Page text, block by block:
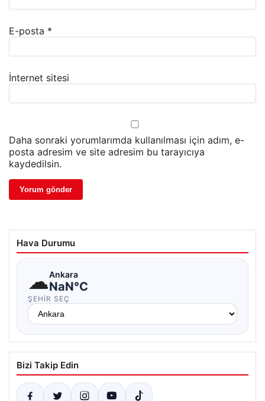
E-posta *
İnternet sitesi
Daha sonraki yorumlarımda kullanılması için adım, e-
posta adresim ve site adresim bu tarayıcıya
kaydedilsin.
Hava Durumu
☁Ankara
NaN°C
ŞEHIR SEÇ
Bizi Takip Edin